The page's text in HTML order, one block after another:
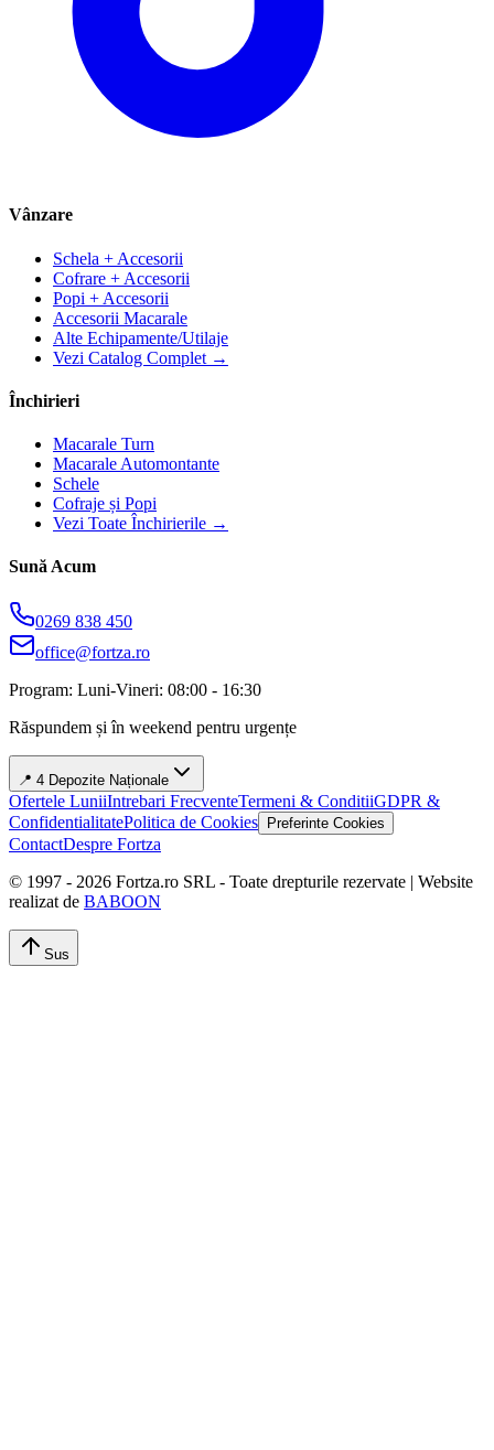
Vânzare
Schela + Accesorii
Cofrare + Accesorii
Popi + Accesorii
Accesorii Macarale
Alte Echipamente/Utilaje
Vezi Catalog Complet →
Închirieri
Macarale Turn
Macarale Automontante
Schele
Cofraje și Popi
Vezi Toate Închirierile →
Sună Acum
0269 838 450
office@fortza.ro
Program: Luni-Vineri: 08:00 - 16:30
Răspundem și în weekend pentru urgențe
📍 4 Depozite Naționale
Ofertele LuniiIntrebari FrecventeTermeni & ConditiiGDPR &
ConfidentialitatePolitica de Cookies Preferinte Cookies
ContactDespre Fortza
© 1997 - 2026 Fortza.ro SRL - Toate drepturile rezervate | Website
realizat de BABOON
Sus